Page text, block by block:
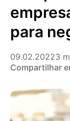
para
09.02.20223
Compartilhar